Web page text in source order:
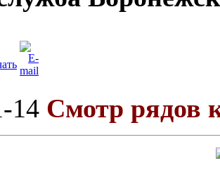
14 Смотр рядов